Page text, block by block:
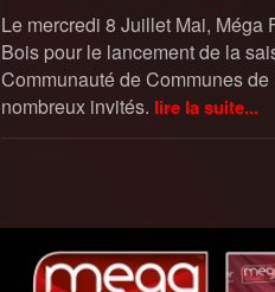
Le mercredi 8 Juillet Mai, Méga
Bois pour le lancement de la
Communauté de Communes
nombreux invités. lire la suite...